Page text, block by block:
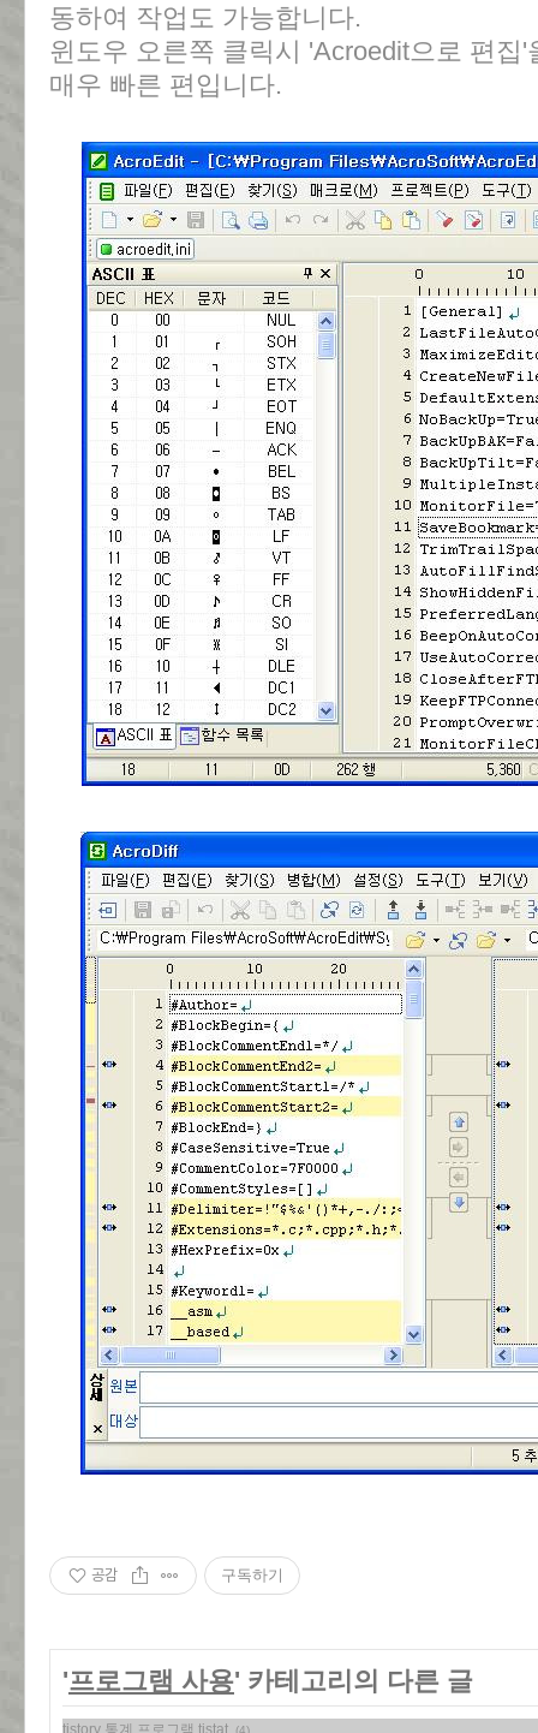
동하여 작업도 가능합니다.
윈도우 오른쪽 클릭시 'Acroedit으로 편집
매우 빠른 편입니다.
공감 구독하기
'프로그램 사용' 카테고리의 다른 글
tistory 통계 프로그램 tistat (4)